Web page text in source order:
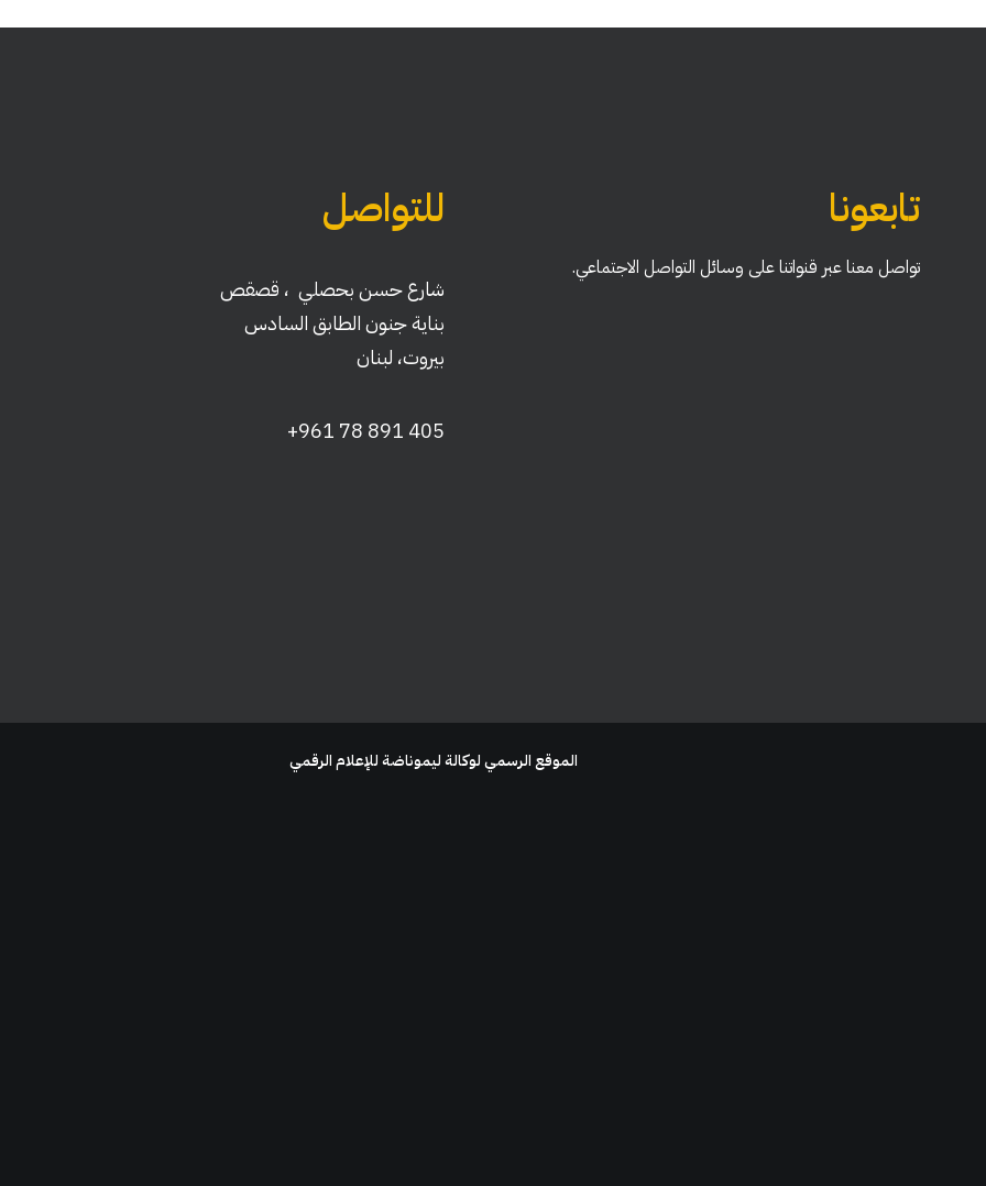
تابعونا
تواصل معنا عبر قنواتنا على وسائل التواصل الاجتماعي.
للتواصل
شارع حسن بحصلي ، قصقص
بناية جنون الطابق السادس
بيروت، لبنان
405 891 78 961+
الموقع الرسمي لوكالة ليموناضة للإعلام الرقمي